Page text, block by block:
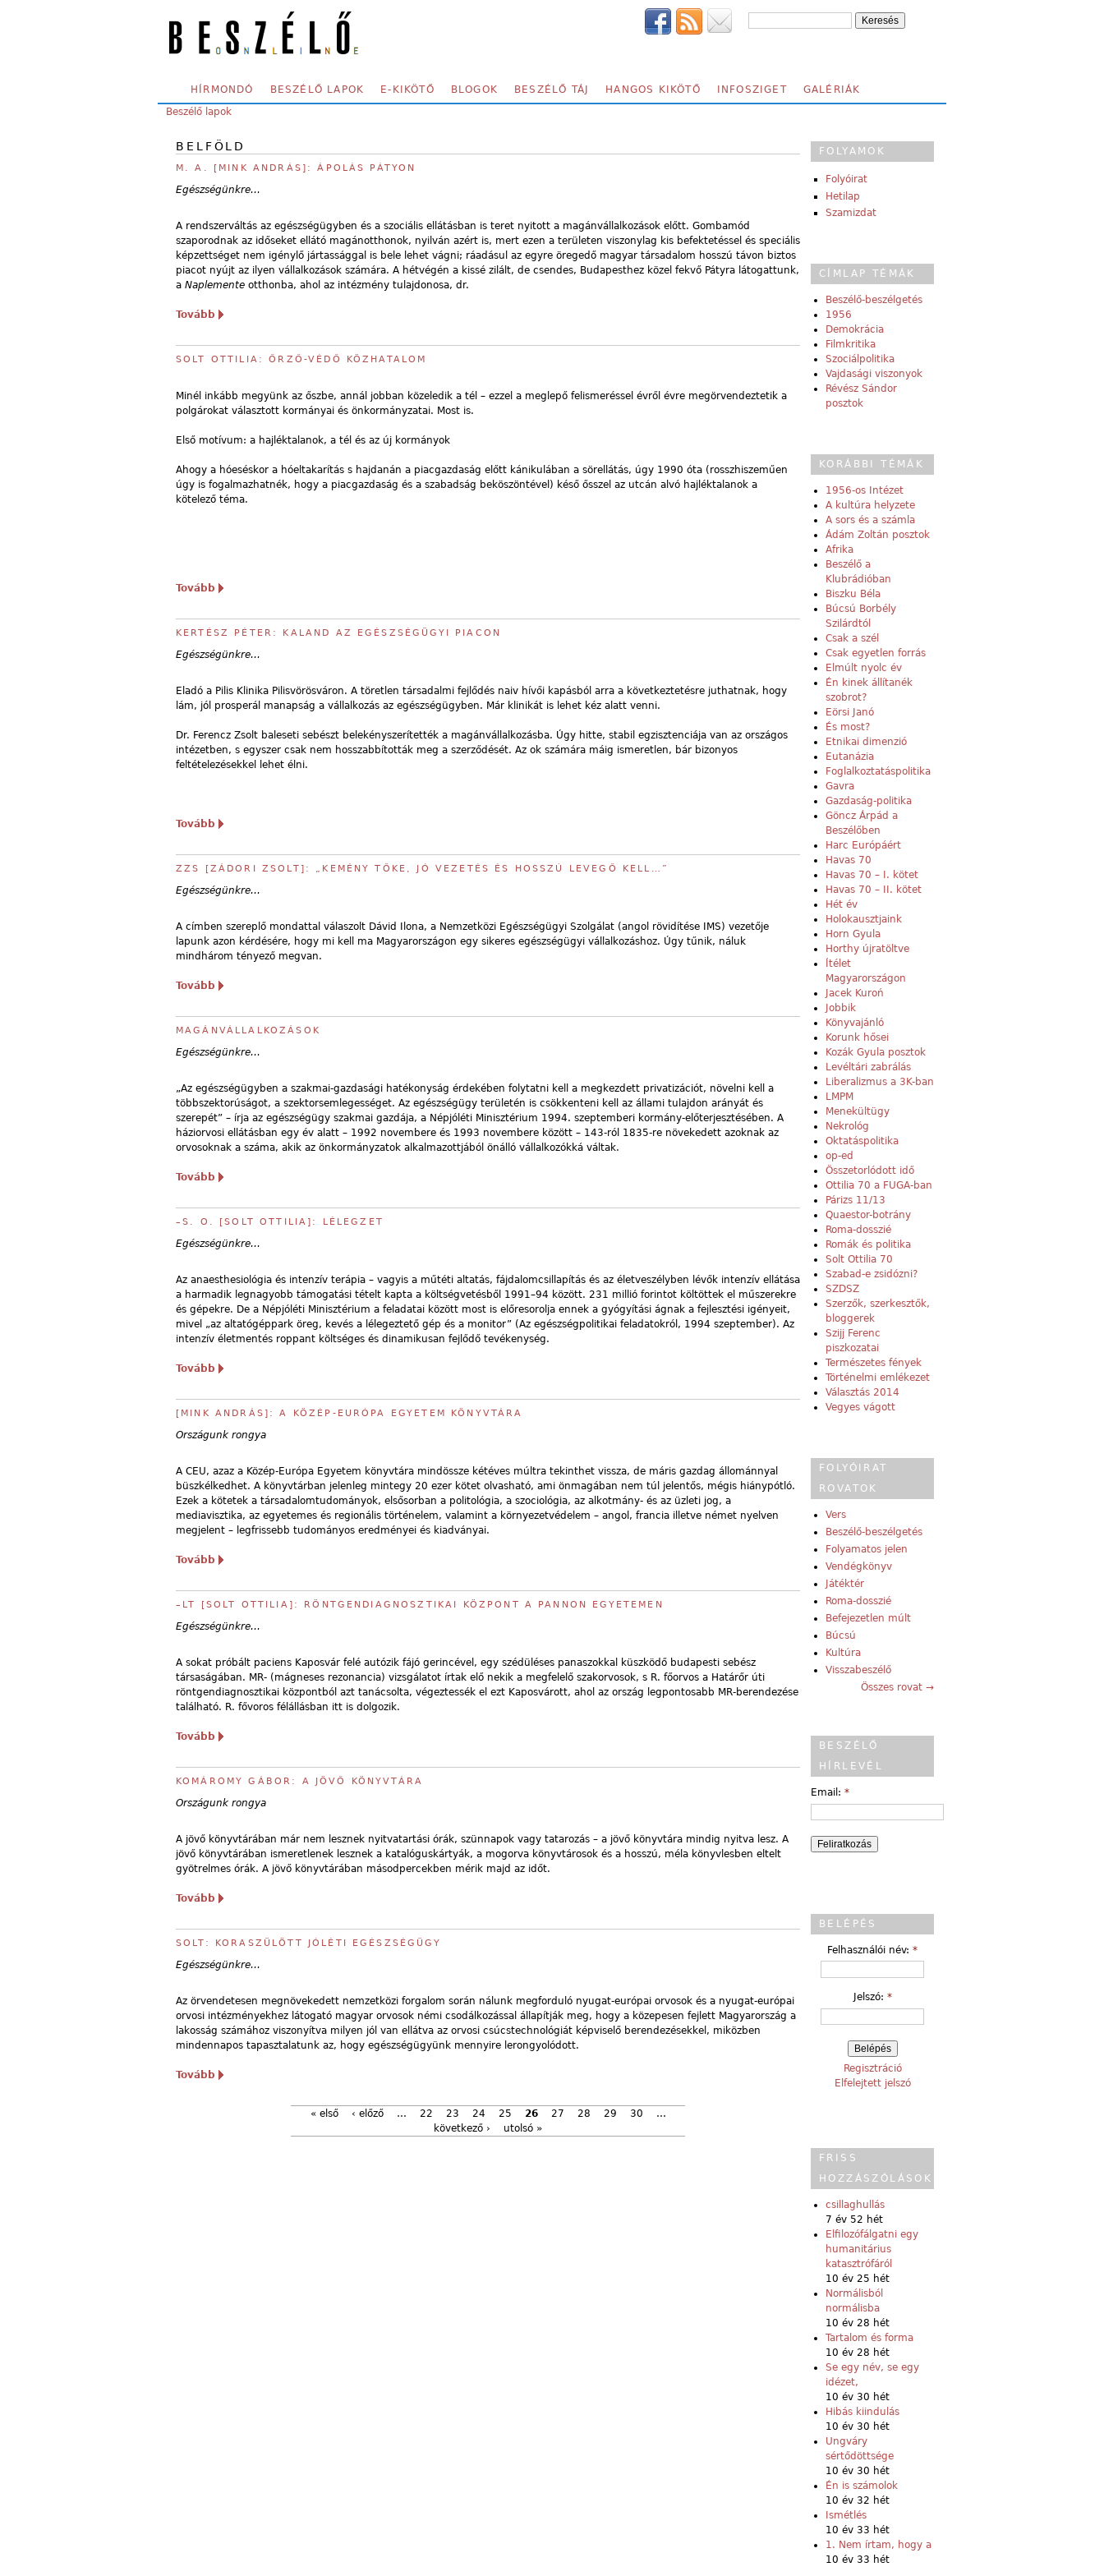
SECONDARY MENU
HÍRMONDÓ BESZÉLŐ LAPOK E-KIKÖTŐ BLOGOK BESZÉLŐ TÁJ HANGOS KIKÖTŐ INFOSZIGET GALÉRIÁK
YOU ARE HERE:
Beszélő lapok
BELFÖLD
M. A. [MINK ANDRÁS]: ÁPOLÁS PÁTYON
Egészségünkre…
A rendszerváltás az egészségügyben és a szociális ellátásban is teret nyitott a magánvállalkozások előtt. Gombamód
szaporodnak az időseket ellátó magánotthonok, nyilván azért is, mert ezen a területen viszonylag kis befektetéssel és speciális
képzettséget nem igénylő jártassággal is bele lehet vágni; ráadásul az egyre öregedő magyar társadalom hosszú távon biztos
piacot nyújt az ilyen vállalkozások számára. A hétvégén a kissé zilált, de csendes, Budapesthez közel fekvő Pátyra látogattunk,
a Naplemente otthonba, ahol az intézmény tulajdonosa, dr.
Tovább
SOLT OTTILIA: ŐRZŐ-VÉDŐ KÖZHATALOM
Minél inkább megyünk az őszbe, annál jobban közeledik a tél – ezzel a meglepő felismeréssel évről évre megörvendeztetik a
polgárokat választott kormányai és önkormányzatai. Most is.
Első motívum: a hajléktalanok, a tél és az új kormányok
Ahogy a hóeséskor a hóeltakarítás s hajdanán a piacgazdaság előtt kánikulában a sörellátás, úgy 1990 óta (rosszhiszeműen
úgy is fogalmazhatnék, hogy a piacgazdaság és a szabadság beköszöntével) késő ősszel az utcán alvó hajléktalanok a
kötelező téma.
Tovább
KERTÉSZ PÉTER: KALAND AZ EGÉSZSÉGÜGYI PIACON
Egészségünkre…
Eladó a Pilis Klinika Pilisvörösváron. A töretlen társadalmi fejlődés naiv hívői kapásból arra a következtetésre juthatnak, hogy
lám, jól prosperál manapság a vállalkozás az egészségügyben. Már klinikát is lehet kéz alatt venni.
Dr. Ferencz Zsolt baleseti sebészt belekényszerítették a magánvállalkozásba. Úgy hitte, stabil egzisztenciája van az országos
intézetben, s egyszer csak nem hosszabbították meg a szerződését. Az ok számára máig ismeretlen, bár bizonyos
feltételezésekkel lehet élni.
Tovább
ZZS [ZÁDORI ZSOLT]: „KEMÉNY TŐKE, JÓ VEZETÉS ÉS HOSSZÚ LEVEGŐ KELL…”
Egészségünkre…
A címben szereplő mondattal válaszolt Dávid Ilona, a Nemzetközi Egészségügyi Szolgálat (angol rövidítése IMS) vezetője
lapunk azon kérdésére, hogy mi kell ma Magyarországon egy sikeres egészségügyi vállalkozáshoz. Úgy tűnik, náluk
mindhárom tényező megvan.
Tovább
MAGÁNVÁLLALKOZÁSOK
Egészségünkre…
„Az egészségügyben a szakmai-gazdasági hatékonyság érdekében folytatni kell a megkezdett privatizációt, növelni kell a
többszektorúságot, a szektorsemlegességet. Az egészségügy területén is csökkenteni kell az állami tulajdon arányát és
szerepét” – írja az egészségügy szakmai gazdája, a Népjóléti Minisztérium 1994. szeptemberi kormány-előterjesztésében. A
háziorvosi ellátásban egy év alatt – 1992 novembere és 1993 novembere között – 143-ról 1835-re növekedett azoknak az
orvosoknak a száma, akik az önkormányzatok alkalmazottjából önálló vállalkozókká váltak.
Tovább
–S. O. [SOLT OTTILIA]: LÉLEGZET
Egészségünkre…
Az anaesthesiológia és intenzív terápia – vagyis a műtéti altatás, fájdalomcsillapítás és az életveszélyben lévők intenzív ellátása
a harmadik legnagyobb támogatási tételt kapta a költségvetésből 1991–94 között. 231 millió forintot költöttek el műszerekre
és gépekre. De a Népjóléti Minisztérium a feladatai között most is előresorolja ennek a gyógyítási ágnak a fejlesztési igényeit,
mivel „az altatógéppark öreg, kevés a lélegeztető gép és a monitor” (Az egészségpolitikai feladatokról, 1994 szeptember). Az
intenzív életmentés roppant költséges és dinamikusan fejlődő tevékenység.
Tovább
[MINK ANDRÁS]: A KÖZÉP-EURÓPA EGYETEM KÖNYVTÁRA
Országunk rongya
A CEU, azaz a Közép-Európa Egyetem könyvtára mindössze kétéves múltra tekinthet vissza, de máris gazdag állománnyal
büszkélkedhet. A könyvtárban jelenleg mintegy 20 ezer kötet olvasható, ami önmagában nem túl jelentős, mégis hiánypótló.
Ezek a kötetek a társadalomtudományok, elsősorban a politológia, a szociológia, az alkotmány- és az üzleti jog, a
mediavisztika, az egyetemes és regionális történelem, valamint a környezetvédelem – angol, francia illetve német nyelven
megjelent – legfrissebb tudományos eredményei és kiadványai.
Tovább
–LT [SOLT OTTILIA]: RÖNTGENDIAGNOSZTIKAI KÖZPONT A PANNON EGYETEMEN
Egészségünkre…
A sokat próbált paciens Kaposvár felé autózik fájó gerincével, egy szédüléses panaszokkal küszködő budapesti sebész
társaságában. MR- (mágneses rezonancia) vizsgálatot írtak elő nekik a megfelelő szakorvosok, s R. főorvos a Határőr úti
röntgendiagnosztikai központból azt tanácsolta, végeztessék el ezt Kaposvárott, ahol az ország legpontosabb MR-berendezése
található. R. fővoros félállásban itt is dolgozik.
Tovább
KOMÁROMY GÁBOR: A JÖVŐ KÖNYVTÁRA
Országunk rongya
A jövő könyvtárában már nem lesznek nyitvatartási órák, szünnapok vagy tatarozás – a jövő könyvtára mindig nyitva lesz. A
jövő könyvtárában ismeretlenek lesznek a katalóguskártyák, a mogorva könyvtárosok és a hosszú, méla könyvlesben eltelt
gyötrelmes órák. A jövő könyvtárában másodpercekben mérik majd az időt.
Tovább
SOLT: KORASZÜLÖTT JÓLÉTI EGÉSZSÉGÜGY
Egészségünkre…
Az örvendetesen megnövekedett nemzetközi forgalom során nálunk megforduló nyugat-európai orvosok és a nyugat-európai
orvosi intézményekhez látogató magyar orvosok némi csodálkozással állapítják meg, hogy a közepesen fejlett Magyarország a
lakosság számához viszonyítva milyen jól van ellátva az orvosi csúcstechnológiát képviselő berendezésekkel, miközben
mindennapos tapasztalatunk az, hogy egészségügyünk mennyire lerongyolódott.
Tovább
« első ‹ előző … 22 23 24 25 26 27 28 29 30
…
következő ›
utolsó »
FOLYAMOK
Folyóirat
Hetilap
Szamizdat
CÍMLAP TÉMÁK
Beszélő-beszélgetés
1956
Demokrácia
Filmkritika
Szociálpolitika
Vajdasági viszonyok
Révész Sándor
posztok
KORÁBBI TÉMÁK
1956-os Intézet
A kultúra helyzete
A sors és a számla
Ádám Zoltán posztok
Afrika
Beszélő a
Klubrádióban
Biszku Béla
Búcsú Borbély
Szilárdtól
Csak a szél
Csak egyetlen forrás
Elmúlt nyolc év
Én kinek állítanék
szobrot?
Eörsi Janó
És most?
Etnikai dimenzió
Eutanázia
Foglalkoztatáspolitika
Gavra
Gazdaság-politika
Göncz Árpád a
Beszélőben
Harc Európáért
Havas 70
Havas 70 – I. kötet
Havas 70 – II. kötet
Hét év
Holokausztjaink
Horn Gyula
Horthy újratöltve
Ítélet
Magyarországon
Jacek Kuroń
Jobbik
Könyvajánló
Korunk hősei
Kozák Gyula posztok
Levéltári zabrálás
Liberalizmus a 3K-ban
LMPM
Menekültügy
Nekrológ
Oktatáspolitika
op-ed
Összetorlódott idő
Ottilia 70 a FUGA-ban
Párizs 11/13
Quaestor-botrány
Roma-dosszié
Romák és politika
Solt Ottilia 70
Szabad-e zsidózni?
SZDSZ
Szerzők, szerkesztők,
bloggerek
Szijj Ferenc
piszkozatai
Természetes fények
Történelmi emlékezet
Választás 2014
Vegyes vágott
FOLYÓIRAT
ROVATOK
Vers
Beszélő-beszélgetés
Folyamatos jelen
Vendégkönyv
Játéktér
Roma-dosszié
Befejezetlen múlt
Búcsú
Kultúra
Visszabeszélő
Összes rovat →
BESZÉLŐ
HÍRLEVÉL
Email: *
BELÉPÉS
Felhasználói név: *
Jelszó: *
Regisztráció
Elfelejtett jelszó
FRISS
HOZZÁSZÓLÁSOK
csillaghullás
7 év 52 hét
Elfilozófálgatni egy
humanitárius
katasztrófáról
10 év 25 hét
Normálisból
normálisba
10 év 28 hét
Tartalom és forma
10 év 28 hét
Se egy név, se egy
idézet,
10 év 30 hét
Hibás kiindulás
10 év 30 hét
Ungváry
sértődöttsége
10 év 30 hét
Én is számolok
10 év 32 hét
Ismétlés
10 év 33 hét
1. Nem írtam, hogy a
10 év 33 hét